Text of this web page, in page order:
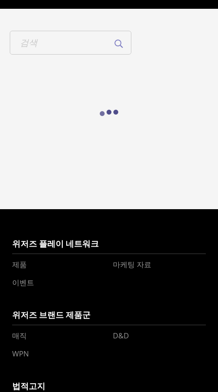
Loading...
위저즈 플레이 네트워크
제품
마케팅 자료
이벤트
위저즈 브랜드 제품군
매직
D&D
WPN
법적고지